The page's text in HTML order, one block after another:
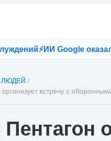
⚡ИИ Google оказался
/
встречу с